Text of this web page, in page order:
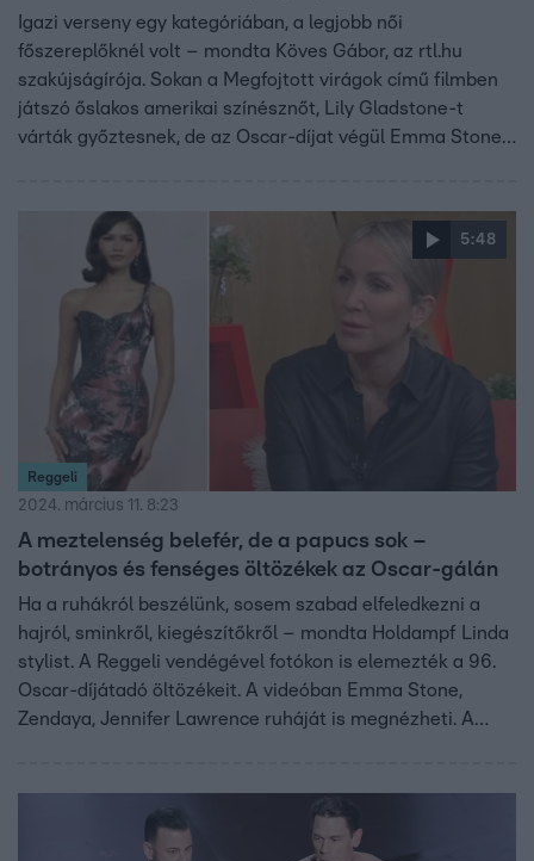
Igazi verseny egy kategóriában, a legjobb női
főszereplőknél volt – mondta Köves Gábor, az rtl.hu
szakújságírója. Sokan a Megfojtott virágok című filmben
játszó őslakos amerikai színésznőt, Lily Gladstone-t
várták győztesnek, de az Oscar-díjat végül Emma Stone
csillogása – egyéb benyomásairól is mesélt a Reggeliben.
5:48
Reggeli
2024. március 11. 8:23
A meztelenség belefér, de a papucs sok –
botrányos és fenséges öltözékek az Oscar-gálán
Ha a ruhákról beszélünk, sosem szabad elfeledkezni a
hajról, sminkről, kiegészítőkről – mondta Holdampf Linda
stylist. A Reggeli vendégével fotókon is elemezték a 96.
Oscar-díjátadó öltözékeit. A videóban Emma Stone,
Zendaya, Jennifer Lawrence ruháját is megnézheti. A